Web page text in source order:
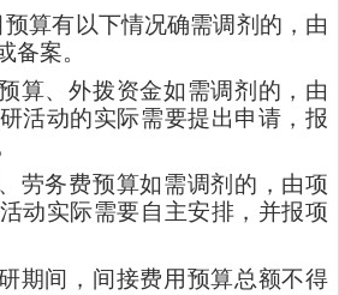
预算有以下情况确需调剂的，由
备案。
算、外拨资金如需调剂的，由
活动的实际需要提出申请，报
劳务费预算如需调剂的，由项
动实际需要自主安排，并报项
期间，间接费用预算总额不得